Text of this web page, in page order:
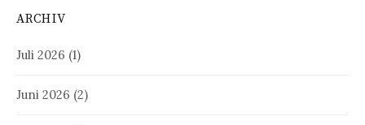
ARCHIV
Juli 2026 (1)
Juni 2026 (2)